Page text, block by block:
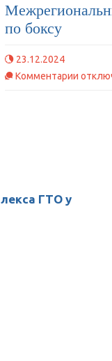
по боксу
23.12.2024
Комментарии к
ГТО у